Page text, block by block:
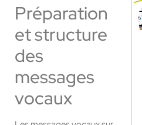
Préparation
et structure
des
messages
vocaux